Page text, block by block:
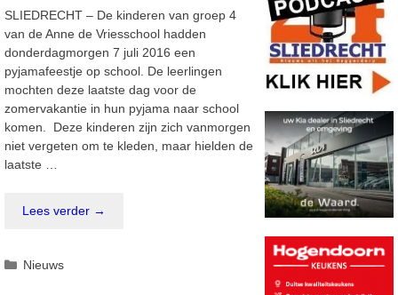
SLIEDRECHT – De kinderen van groep 4
van de Anne de Vriesschool hadden
donderdagmorgen 7 juli 2016 een
pyjamafeestje op school. De leerlingen
mochten deze laatste dag voor de
zomervakantie in hun pyjama naar school
komen. Deze kinderen zijn zich vanmorgen
niet vergeten om te kleden, maar hielden de
laatste …
Lees verder →
Categorieën
Nieuws